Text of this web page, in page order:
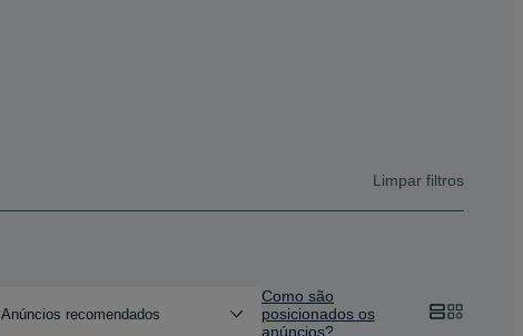
Limpar filtros
Anúncios recomendados
Como são
posicionados os
anúncios?